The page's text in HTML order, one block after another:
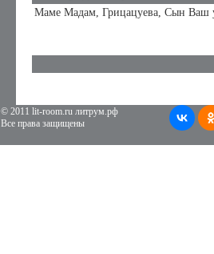
Маме Мадам, Грицацуева, Сын Ваш
© 2011 lit-room.ru литрум.рф
Все права защищены